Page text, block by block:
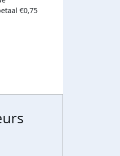
verhoogd
€0,75